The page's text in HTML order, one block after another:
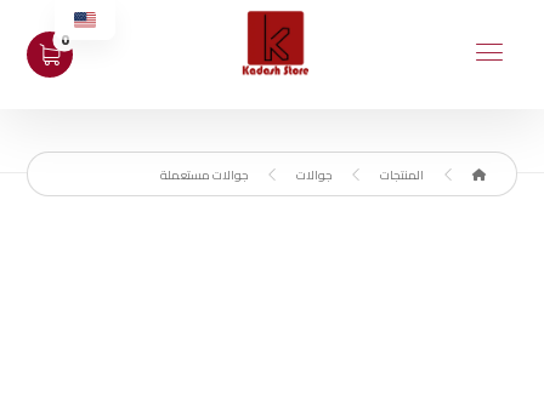
المنتجات جوالات جوالات مستعملة